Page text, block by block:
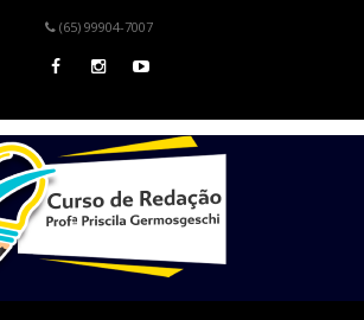
(65) 99904-7007